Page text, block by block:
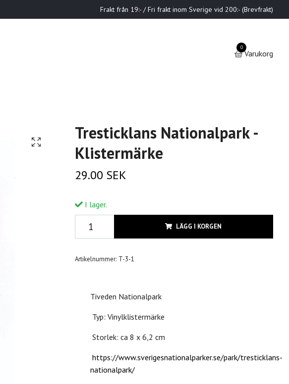
Frakt från 19:- / Fri frakt inom Sverige vid 200:- (Brevfrakt)
0
Varukorg
Tresticklans Nationalpark -
Klistermärke
29.00 SEK
I lager.
LÄGG I KORGEN
Artikelnummer: T-3-1
Tiveden Nationalpark
Typ: Vinylklistermärke
Storlek: ca 8 x 6,2 cm
https://www.sverigesnationalparker.se/park/tresticklans-
nationalpark/